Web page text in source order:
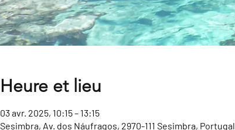
Heure et lieu
03 avr. 2025, 10:15 – 13:15
Sesimbra, Av. dos Náufragos, 2970-111 Sesimbra, Portugal